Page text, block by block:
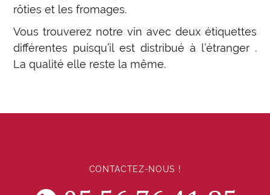
rôties et les fromages.
Vous trouverez notre vin avec deux étiquettes
différentes puisqu’il est distribué à l’étranger .
La qualité elle reste la même.
CONTACTEZ-NOUS !